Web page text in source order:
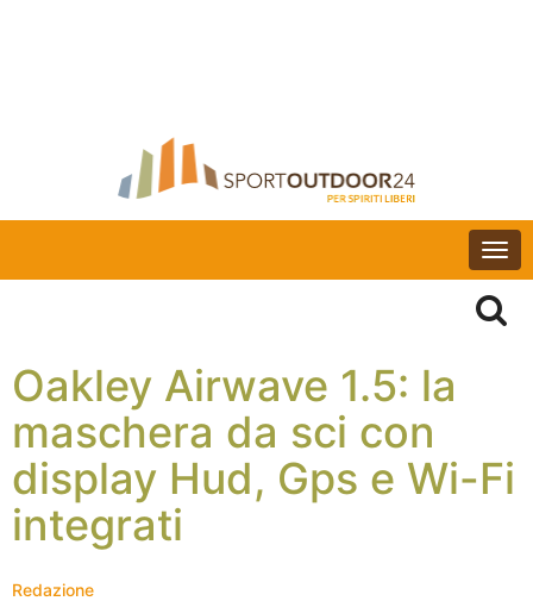
Oakley Airwave 1.5: la
maschera da sci con
display Hud, Gps e Wi-Fi
integrati
Redazione